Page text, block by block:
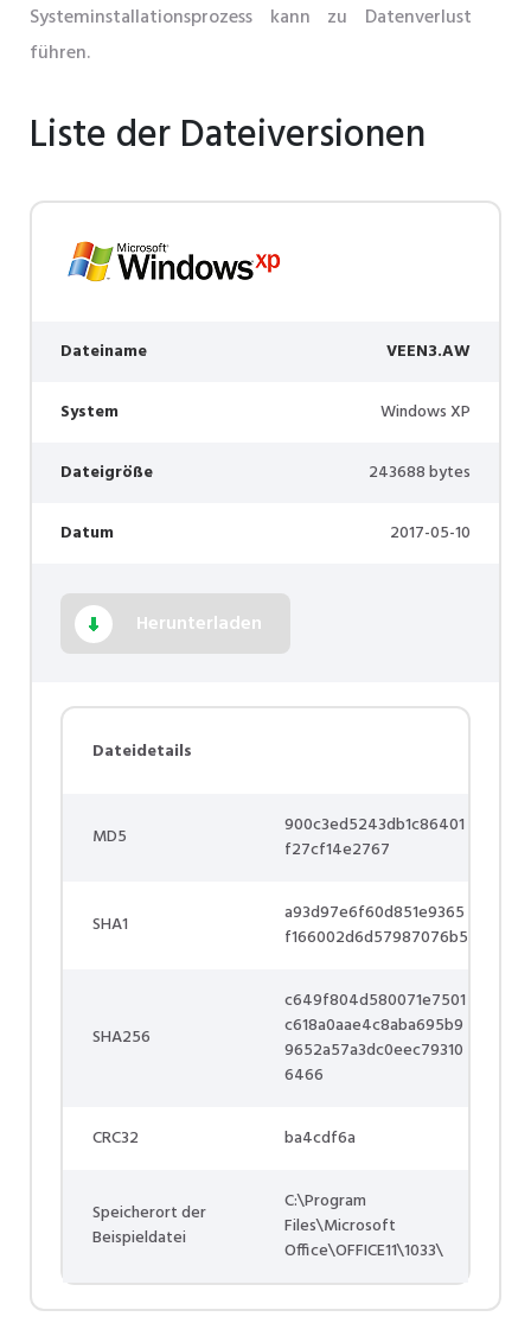
Systeminstallationsprozess kann zu Datenverlust
führen.
Liste der Dateiversionen
Dateiname VEEN3.AW
System Windows XP
Dateigröße 243688 bytes
Datum 2017-05-10
Herunterladen
Dateidetails
MD5
900c3ed5243db1c86401
f27cf14e2767
SHA1
a93d97e6f60d851e9365
f166002d6d57987076b5
SHA256
c649f804d580071e7501
c618a0aae4c8aba695b9
9652a57a3dc0eec79310
6466
CRC32 ba4cdf6a
Speicherort der
Beispieldatei
C:\Program
Files\Microsoft
Office\OFFICE11\1033\